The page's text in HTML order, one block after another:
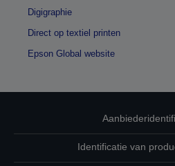
Digigraphie
Direct op textiel printen
Epson Global website
Identificatie van